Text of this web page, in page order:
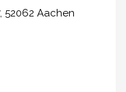
52062 Aachen